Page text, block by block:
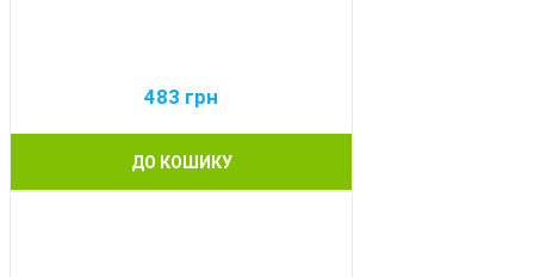
483 грн
ДО КОШИКУ